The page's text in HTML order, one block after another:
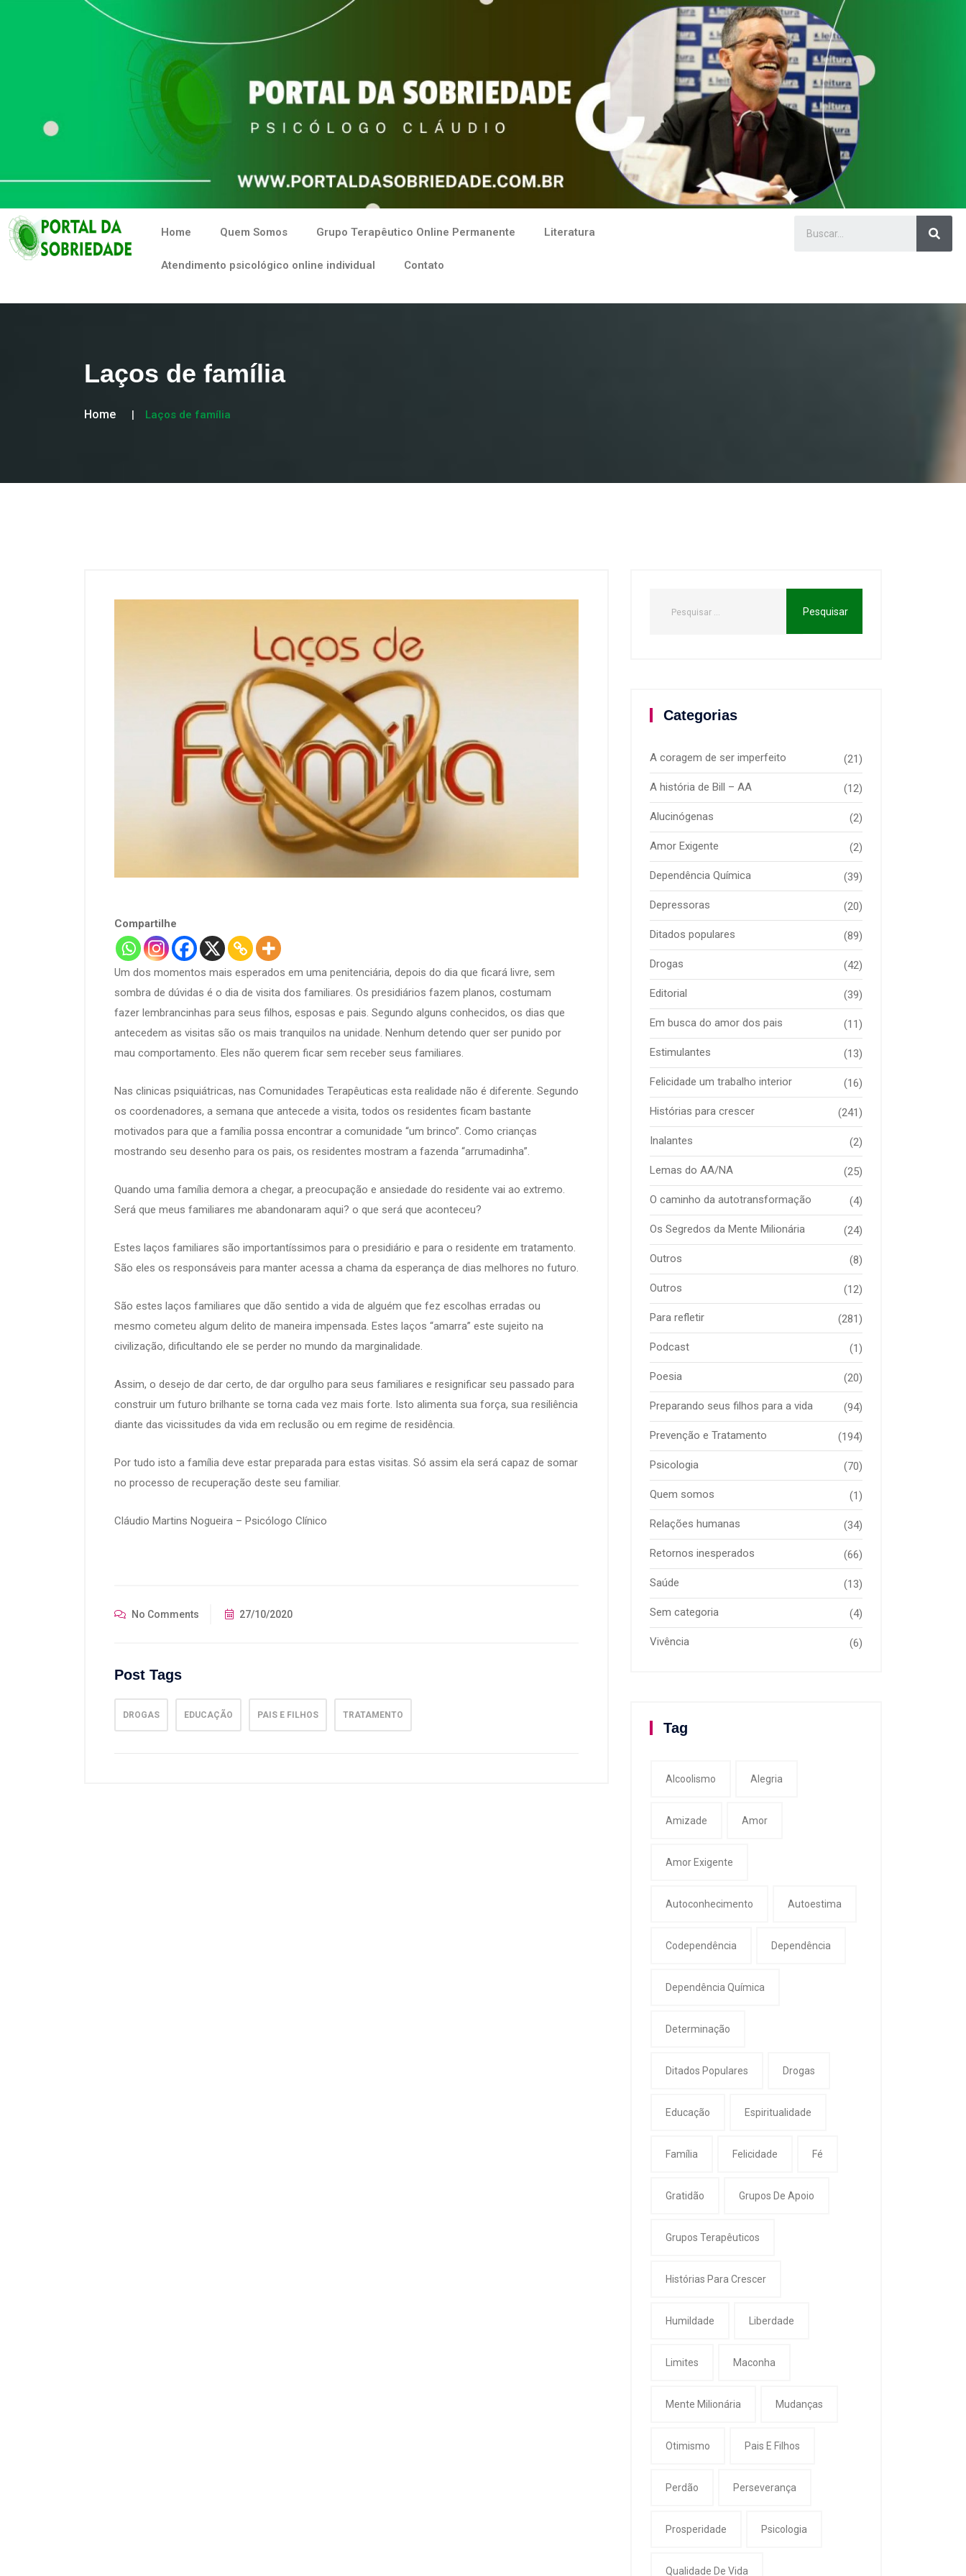
Home Quem Somos Grupo Terapêutico Online Permanente Literatura
Atendimento psicológico online individual Contato
Laços de família
Home Laços de família
Compartilhe
Um dos momentos mais esperados em uma penitenciária, depois do dia que ficará livre, sem
sombra de dúvidas é o dia de visita dos familiares. Os presidiários fazem planos, costumam
fazer lembrancinhas para seus filhos, esposas e pais. Segundo alguns conhecidos, os dias que
antecedem as visitas são os mais tranquilos na unidade. Nenhum detendo quer ser punido por
mau comportamento. Eles não querem ficar sem receber seus familiares.
Nas clinicas psiquiátricas, nas Comunidades Terapêuticas esta realidade não é diferente. Segundo
os coordenadores, a semana que antecede a visita, todos os residentes ficam bastante
motivados para que a família possa encontrar a comunidade “um brinco”. Como crianças
mostrando seu desenho para os pais, os residentes mostram a fazenda “arrumadinha”.
Quando uma família demora a chegar, a preocupação e ansiedade do residente vai ao extremo.
Será que meus familiares me abandonaram aqui? o que será que aconteceu?
Estes laços familiares são importantíssimos para o presidiário e para o residente em tratamento.
São eles os responsáveis para manter acessa a chama da esperança de dias melhores no futuro.
São estes laços familiares que dão sentido a vida de alguém que fez escolhas erradas ou
mesmo cometeu algum delito de maneira impensada. Estes laços “amarra” este sujeito na
civilização, dificultando ele se perder no mundo da marginalidade.
Assim, o desejo de dar certo, de dar orgulho para seus familiares e resignificar seu passado para
construir um futuro brilhante se torna cada vez mais forte. Isto alimenta sua força, sua resiliência
diante das vicissitudes da vida em reclusão ou em regime de residência.
Por tudo isto a família deve estar preparada para estas visitas. Só assim ela será capaz de somar
no processo de recuperação deste seu familiar.
Cláudio Martins Nogueira – Psicólogo Clínico
No Comments 27/10/2020
Post Tags
DROGAS EDUCAÇÃO PAIS E FILHOS TRATAMENTO
Categorias
A coragem de ser imperfeito (21)
A história de Bill – AA (12)
Alucinógenas (2)
Amor Exigente (2)
Dependência Química (39)
Depressoras (20)
Ditados populares (89)
Drogas (42)
Editorial (39)
Em busca do amor dos pais (11)
Estimulantes (13)
Felicidade um trabalho interior (16)
Histórias para crescer (241)
Inalantes (2)
Lemas do AA/NA (25)
O caminho da autotransformação (4)
Os Segredos da Mente Milionária (24)
Outros (8)
Outros (12)
Para refletir (281)
Podcast (1)
Poesia (20)
Preparando seus filhos para a vida (94)
Prevenção e Tratamento (194)
Psicologia (70)
Quem somos (1)
Relações humanas (34)
Retornos inesperados (66)
Saúde (13)
Sem categoria (4)
Vivência (6)
Tag
Alcoolismo Alegria
Amizade Amor
Amor Exigente
Autoconhecimento Autoestima
Codependência Dependência
Dependência Química
Determinação
Ditados Populares Drogas
Educação Espiritualidade
Família Felicidade Fé
Gratidão Grupos De Apoio
Grupos Terapêuticos
Histórias Para Crescer
Humildade Liberdade
Limites Maconha
Mente Milionária Mudanças
Otimismo Pais E Filhos
Perdão Perseverança
Prosperidade Psicologia
Qualidade De Vida